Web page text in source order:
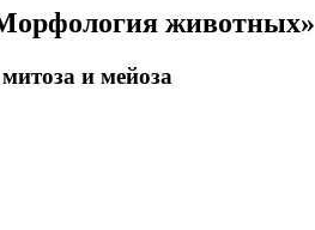
животных»
и мейоза